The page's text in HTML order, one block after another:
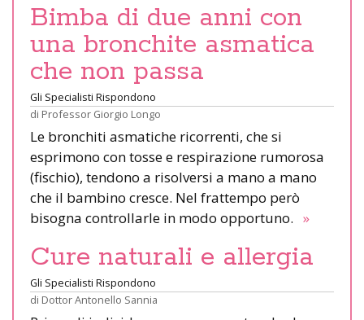
Bimba di due anni con
una bronchite asmatica
che non passa
Gli Specialisti Rispondono
di Professor Giorgio Longo
Le bronchiti asmatiche ricorrenti, che si
esprimono con tosse e respirazione rumorosa
(fischio), tendono a risolversi a mano a mano
che il bambino cresce. Nel frattempo però
bisogna controllarle in modo opportuno. »
Cure naturali e allergia
Gli Specialisti Rispondono
di Dottor Antonello Sannia